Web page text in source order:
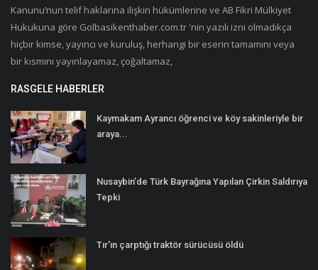
Kanunu’nun telif haklarına ilişkin hükümlerine ve AB Fikri Mülkiyet
Hukukuna göre Golbasikenthaber.com.tr 'nin yazılı izni olmadıkça
hiçbir kimse, yayıncı ve kuruluş, herhangi bir eserin tamamını veya
bir kısmını yayınlayamaz, çoğaltamaz,
RASGELE HABERLER
Kaymakam Ayrancı öğrenci ve köy sakinleriyle bir
araya...
Nusaybin’de Türk Bayrağına Yapılan Çirkin Saldırıya
Tepki
Tır'ın çarptığı traktör sürücüsü öldü